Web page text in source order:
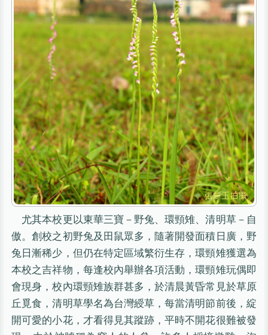
尤其本校更以東華三寶－野兔、環頸雉、清明草－自
傲。創校之初野兔及田鼠眾多，隨著開發面積日廣，野
兔日漸稀少，但仍在特定區域繁衍生存，環頸雉獲選為
本校之吉祥物，每逢校內舉辦各項活動，環頸雉玩偶即
會現身，校內環頸雉族群甚多，於清晨黃昏常見於草原
丘覓食，清明草學名為台灣綬草，每當清明節前後，綻
開可愛的小花，才看得見其蹤跡，平時不開花很難被發